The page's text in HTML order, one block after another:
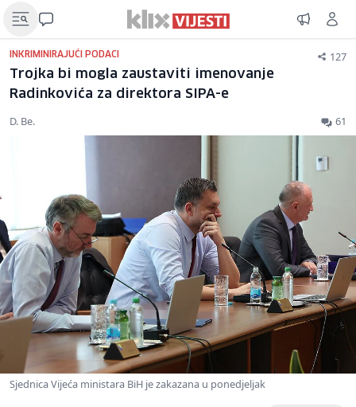
INKRIMINIRAJUĆI PODACI 127
Trojka bi mogla zaustaviti imenovanje
Radinkovića za direktora SIPA-e
D. Be. 61
Sjednica Vijeća ministara BiH je zakazana u ponedjeljak